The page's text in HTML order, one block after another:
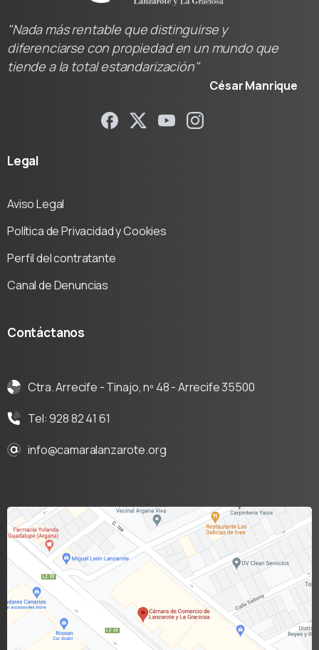
"Nada más rentable que distinguirse y
diferenciarse con propiedad en un mundo que
tiende a la total estandarización"
César Manrique
Legal
Aviso Legal
Política de Privacidad y Cookies
Perfil del contratante
Canal de Denuncias
Contáctanos
Ctra. Arrecife - Tinajo, nº 48 - Arrecife 35500
Tel: 928 82 41 61
info@camaralanzarote.org